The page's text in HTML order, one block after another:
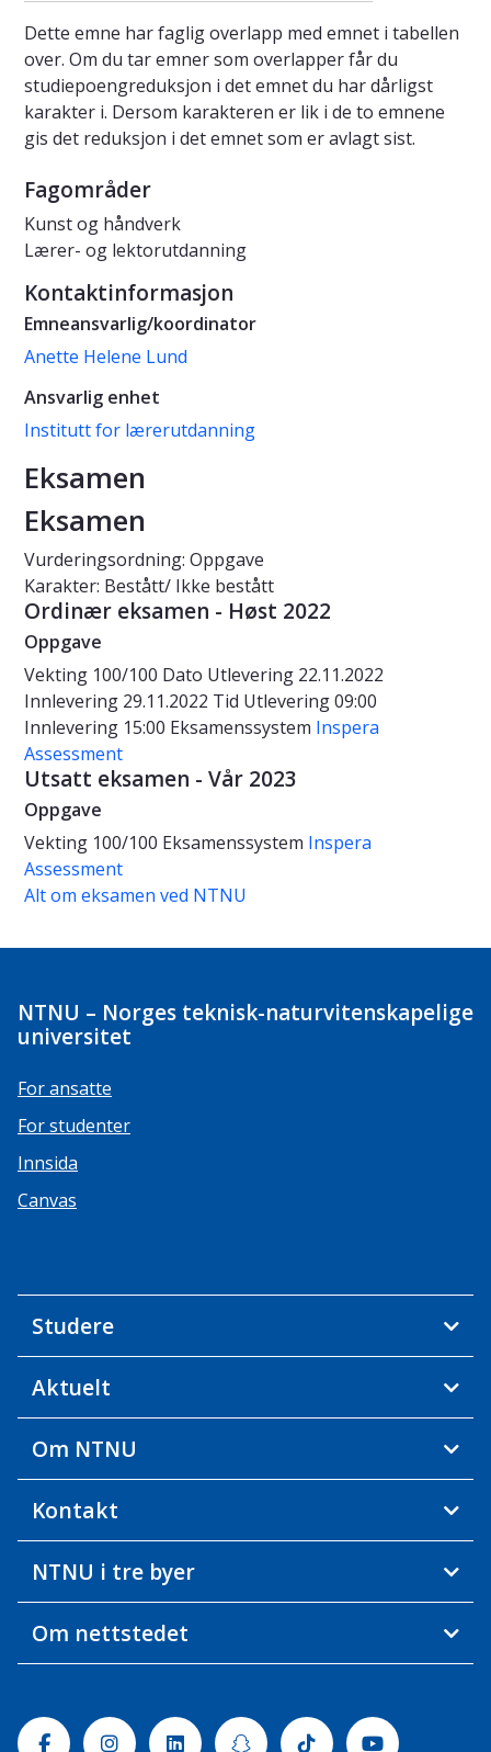
Dette emne har faglig overlapp med emnet i tabellen
over. Om du tar emner som overlapper får du
studiepoengreduksjon i det emnet du har dårligst
karakter i. Dersom karakteren er lik i de to emnene
gis det reduksjon i det emnet som er avlagt sist.
Fagområder
Kunst og håndverk
Lærer- og lektorutdanning
Kontaktinformasjon
Emneansvarlig/koordinator
Anette Helene Lund
Ansvarlig enhet
Institutt for lærerutdanning
Eksamen
Eksamen
Vurderingsordning: Oppgave
Karakter: Bestått/ Ikke bestått
Ordinær eksamen - Høst 2022
Oppgave
Vekting 100/100 Dato Utlevering 22.11.2022
Innlevering 29.11.2022 Tid Utlevering 09:00
Innlevering 15:00 Eksamenssystem Inspera
Assessment
Utsatt eksamen - Vår 2023
Oppgave
Vekting 100/100 Eksamenssystem Inspera
Assessment
Alt om eksamen ved NTNU
NTNU – Norges teknisk-naturvitenskapelige
universitet
For ansatte
For studenter
Innsida
Canvas
Studere
Aktuelt
Om NTNU
Kontakt
NTNU i tre byer
Om nettstedet
FacebookInstagramLinkedinSnapchatTiktok Youtube